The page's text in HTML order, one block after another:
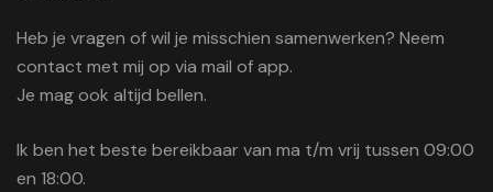
Heb je vragen of wil je misschien samenwerken? Neem
contact met mij op via mail of app.
Je mag ook altijd bellen.
Ik ben het beste bereikbaar van ma t/m vrij tussen 09:00
en 18:00.